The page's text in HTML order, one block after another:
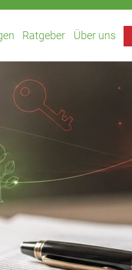
Ratgeber Über uns